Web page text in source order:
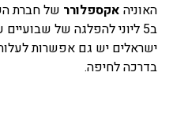
האוניה אקספלורר של חברת
ב5 ליוני להפלגה של
בדרכה לחיפה.